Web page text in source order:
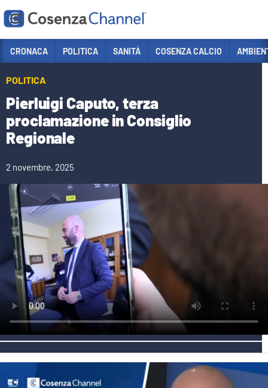
POLITICA
COSENZA CALCIO
ITALIA MONDO
SANITÀ
SPORT
CULTURA
AMBIENTE
Streaming
LAC TV
LAC NETWORK
LAC ONAIR
CRONACA POLITICA SANITÀ COSENZA CALCIO
POLITICA
Pierluigi Caputo, terza
proclamazione in Consiglio
Regionale
2 novembre, 2025